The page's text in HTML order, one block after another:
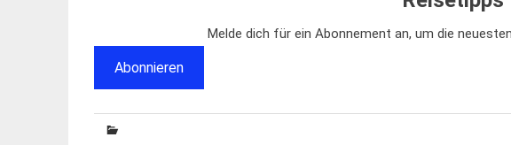
Melde dich für ein Abonnement an, um die
Abonnieren